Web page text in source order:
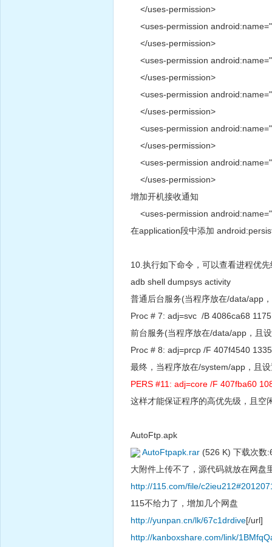
</uses-permission>
<uses-permission
</uses-permission>
<uses-permission
</uses-permission>
<uses-permission
</uses-permission>
<uses-permission
</uses-permission>
<uses-permission
</uses-permission>
增加开机接收通知
<uses-permission
在application段中添加
10.执行如下命令，可以查看进程优先
adb shell dumpsys activity
普通后台服务(当程序放在/data/app
Proc # 7: adj=svc /B 4086ca68
前台服务(当程序放在/data/app，且
Proc # 8: adj=prcp /F 407f4540
最终，当程序放在/system/app，且
PERS #11: adj=core /F 407fba60
这样才能保证程序的高优先级，且空
AutoFtp.apk
AutoFtpapk.rar (526 K) 下载次数
大附件上传不了，源代码就放在网盘
http://115.com/file/
115不给力了，增加几个网盘
http://yunpan.cn/lk/67c1drdive[/url]
http://kanboxshare.com/link/